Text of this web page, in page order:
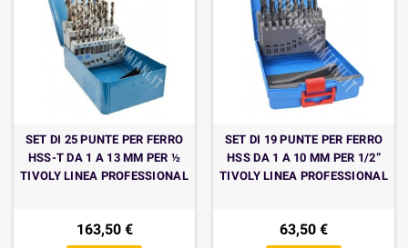
SET DI 25 PUNTE PER FERRO
HSS-T DA 1 A 13 MM PER ½
TIVOLY LINEA PROFESSIONAL
163,50 €
SET DI 19 PUNTE PER FERRO
HSS DA 1 A 10 MM PER 1/2”
TIVOLY LINEA PROFESSIONAL
63,50 €